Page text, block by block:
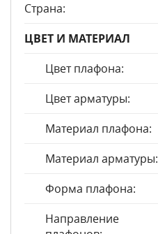
Страна:
ЦВЕТ И МАТЕРИАЛ
Цвет плафона:
Цвет арматуры:
Материал плафона:
Материал арматуры:
Форма плафона:
Направление